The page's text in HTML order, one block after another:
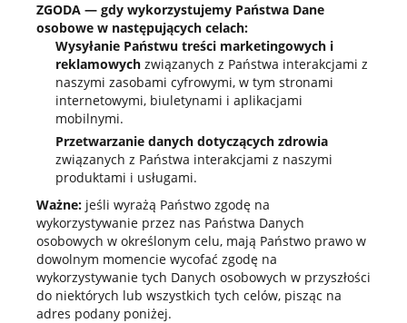
ZGODA — gdy wykorzystujemy Państwa Dane
osobowe w następujących celach:
Wysyłanie Państwu treści marketingowych i
reklamowych związanych z Państwa interakcjami z
naszymi zasobami cyfrowymi, w tym stronami
internetowymi, biuletynami i aplikacjami
mobilnymi.
Przetwarzanie danych dotyczących zdrowia
związanych z Państwa interakcjami z naszymi
produktami i usługami.
Ważne: jeśli wyrażą Państwo zgodę na
wykorzystywanie przez nas Państwa Danych
osobowych w określonym celu, mają Państwo prawo w
dowolnym momencie wycofać zgodę na
wykorzystywanie tych Danych osobowych w przyszłości
do niektórych lub wszystkich tych celów, pisząc na
adres podany poniżej.